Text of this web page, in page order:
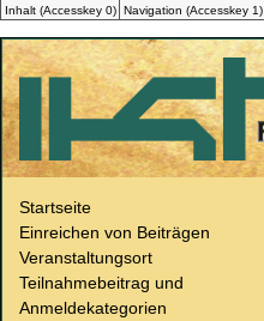
Inhalt (Accesskey0) Navigation (Accesskey1)
Startseite
Einreichen von Beiträgen
Veranstaltungsort
Teilnahmebeitrag und
Anmeldekategorien